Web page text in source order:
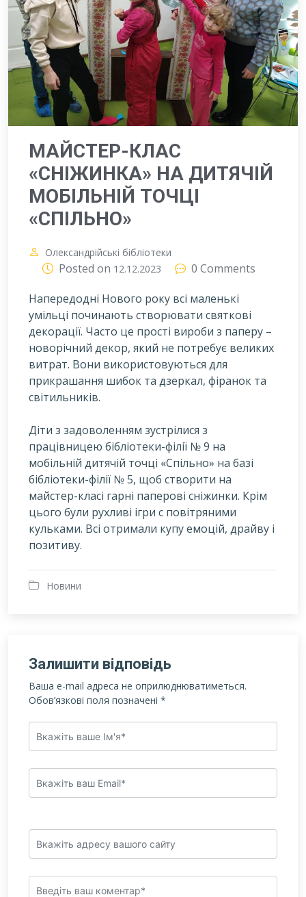
МАЙСТЕР-КЛАС
«СНІЖИНКА» НА ДИТЯЧІЙ
МОБІЛЬНІЙ ТОЧЦІ
«СПІЛЬНО»
Олександрійські бібліотеки
Posted on 12.12.2023
0 Comments
Напередодні Нового року всі маленькі
умільці починають створювати святкові
декорації. Часто це прості вироби з паперу –
новорічний декор, який не потребує великих
витрат. Вони використовуються для
прикрашання шибок та дзеркал, фіранок та
світильників.
Діти з задоволенням зустрілися з
працівницею бібліотеки-філії № 9 на
мобільній дитячій точці «Спільно» на базі
бібліотеки-філії № 5, щоб створити на
майстер-класі гарні паперові сніжинки. Крім
цього були рухливі ігри с повітряними
кульками. Всі отримали купу емоцій, драйву і
позитиву.
Новини
Залишити відповідь
Ваша e-mail адреса не оприлюднюватиметься.
Обов’язкові поля позначені *